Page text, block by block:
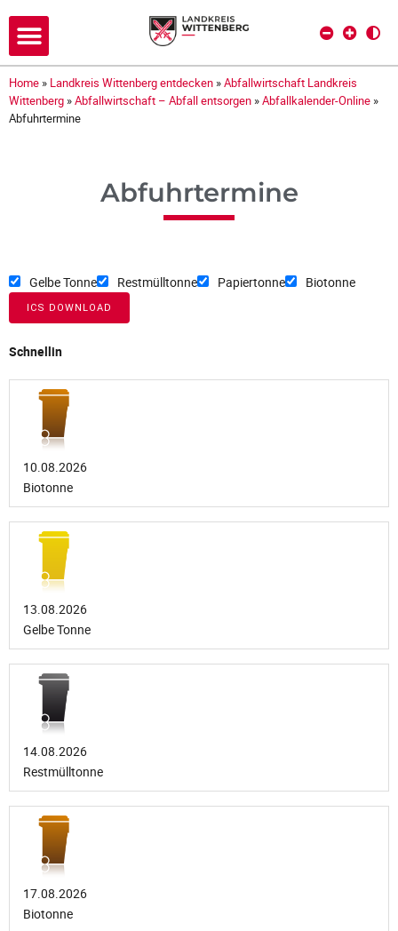
Home » Landkreis Wittenberg entdecken »Abfallwirtschaft Landkreis
Wittenberg »Abfallwirtschaft – Abfall entsorgen »Abfallkalender-Online »
Abfuhrtermine
Abfuhrtermine
Gelbe Tonne Restmülltonne Papiertonne Biotonne
ICS DOWNLOAD
Schnellin
10.08.2026
Biotonne
13.08.2026
Gelbe Tonne
14.08.2026
Restmülltonne
17.08.2026
Biotonne